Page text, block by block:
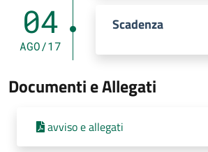
04
AGO/17
Scadenza
Documenti e Allegati
avviso e allegati